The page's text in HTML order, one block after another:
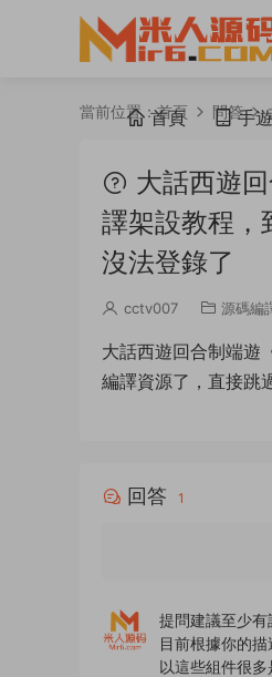
首頁 手
當前位置：首頁 問答
大話西遊
譯架設教程，
沒法登錄了
cctv007 源碼編
大話西遊回合制端遊
編譯資源了，直接跳
回答 1
提問建議至少有
目前根據你的
以這些組件很